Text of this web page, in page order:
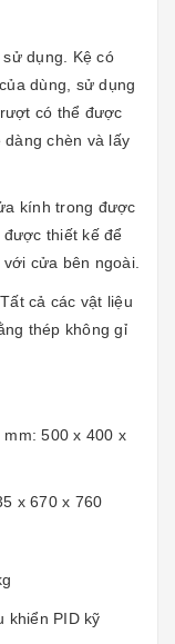
dụng. Kệ có
dùng, sử dụng
có thể được
chèn và lấy
kính trong được
thiết kế để
cửa bên ngoài.
cả các vật liệu
thép không gỉ
500 x 400 x
x 670 x 760
khiển PID kỹ